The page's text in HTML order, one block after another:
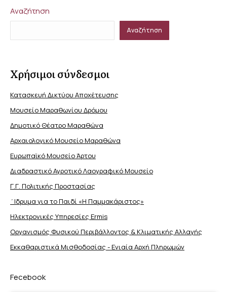
Αναζήτηση
Αναζήτηση
Χρήσιμοι σύνδεσμοι
Κατασκευή Δικτύου Αποχέτευσης
Μουσείο Μαραθωνίου Δρόμου
Δημοτικό Θέατρο Μαραθώνα
Αρχαιολογικό Μουσείο Μαραθώνα
Ευρωπαϊκό Μουσείο Άρτου
Διαδραστικό Αγροτικό Λαογραφικό Μουσείο
Γ.Γ. Πολιτικής Προστασίας
΄Ιδρυμα για το Παιδί «Η Παμμακάριστος»
Ηλεκτρονικές Υπηρεσίες Ermis
Οργανισμός Φυσικού Περιβάλλοντος & Κλιματικής Aλλαγής
Εκκαθαριστικά Μισθοδοσίας - Ενιαία Αρχή Πληρωμών
Fecebook